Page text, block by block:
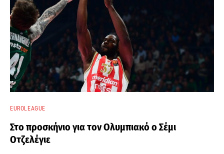
EUROLEAGUE
Στο προσκήνιο για τον Ολυμπιακό ο Σέμι
Οτζελέγιε